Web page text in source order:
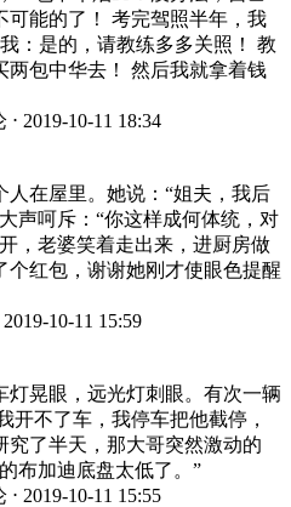
可能的了！ 考完驾照半年，我
：是的，请教练多多关照！ 教
两包中华去！ 然后我就拿着钱
⋅ 2019-10-11 18:34
在屋里。她说：“姐夫，我后
声呵斥：“你这样成何体统，对
，老婆笑着走出来，进厨房做
红包，谢谢她刚才使眼色提醒
10-11 15:59
晃眼，远光灯刺眼。有次一辆
开不了车，我停车把他截停，
了半天，那大哥突然激动的
布加迪底盘太低了。”
⋅ 2019-10-11 15:55